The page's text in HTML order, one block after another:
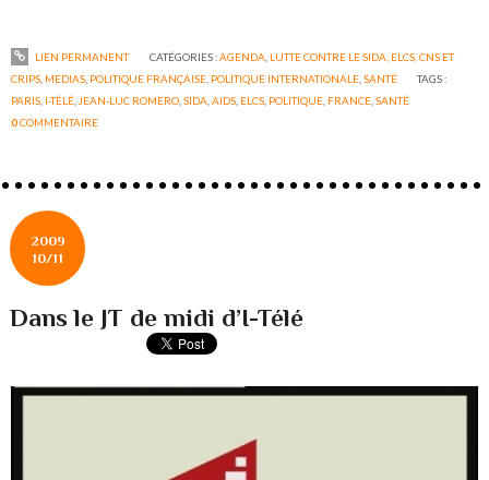
LIEN PERMANENT CATÉGORIES :AGENDA LUTTE CONTRE LE SIDA, ELCS, CNS ET
CRIPS MEDIAS POLITIQUE FRANÇAISE POLITIQUE INTERNATIONALE ,SANTÉ
TAGS :
PARIS I-TÉLÉ JEAN-LUC ROMERO ,SIDA ,AIDS ELCS POLITIQUE FRANCE ,SANTÉ
0COMMENTAIRE
2009
10/11
Dans le JT de midi d’I-Télé